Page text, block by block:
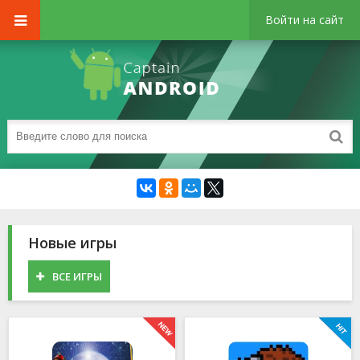
Войти на сайт
Новые игры
ВСЕ ИГРЫ